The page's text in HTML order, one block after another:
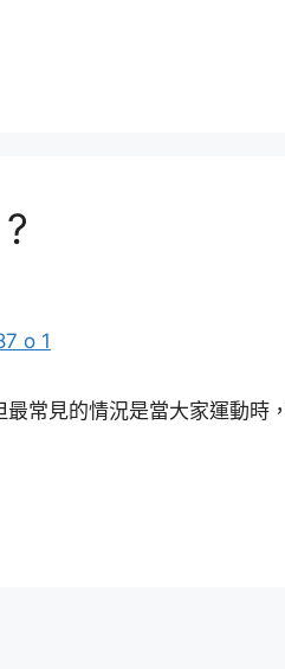
常見的情況是當大家運動時